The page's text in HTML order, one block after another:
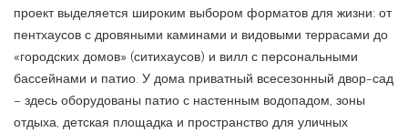
проект выделяется широким выбором форматов для жизни: от
пентхаусов с дровяными каминами и видовыми террасами до
«городских домов» (ситихаусов) и вилл с персональными
бассейнами и патио. У дома приватный всесезонный двор-сад
– здесь оборудованы патио с настенным водопадом, зоны
отдыха, детская площадка и пространство для уличных